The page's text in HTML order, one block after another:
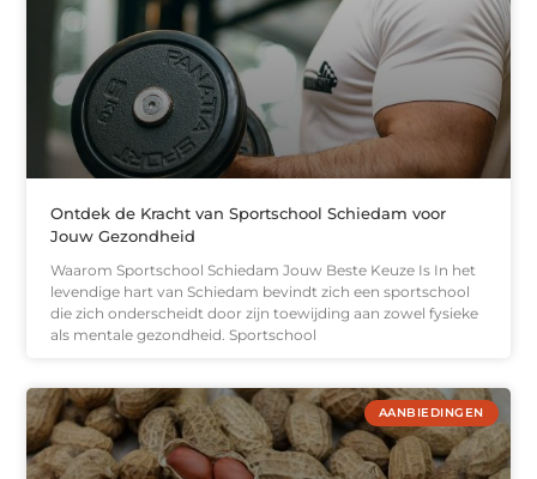
Ontdek de Kracht van Sportschool Schiedam voor
Jouw Gezondheid
Waarom Sportschool Schiedam Jouw Beste Keuze Is In het
levendige hart van Schiedam bevindt zich een sportschool
die zich onderscheidt door zijn toewijding aan zowel fysieke
als mentale gezondheid. Sportschool
AANBIEDINGEN